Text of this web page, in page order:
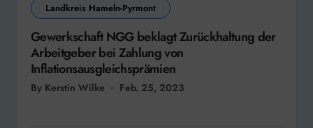
Landkreis Hameln-Pyrmont
Gewerkschaft NGG beklagt Zurückhaltung der
Arbeitgeber bei Zahlung von
Inflationsausgleichsprämien
By Kerstin Wilke Feb. 25, 2023